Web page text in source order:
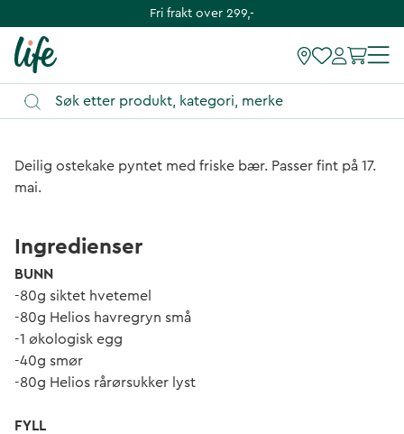
Fri frakt over 299,-
Deilig ostekake pyntet med friske bær. Passer fint på 17.
mai.
Ingredienser
BUNN
-80g siktet hvetemel
-80g Helios havregryn små
-1 økologisk egg
-40g smør
-80g Helios rårørsukker lyst
FYLL